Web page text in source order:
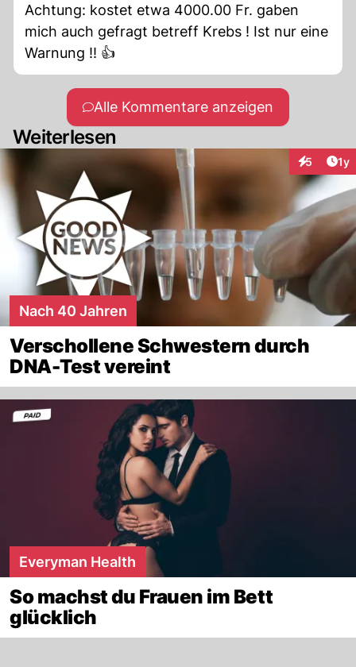
Achtung: kostet etwa 4000.00 Fr. gaben
mich auch gefragt betreff Krebs ! Ist nur eine
Warnung !! 👍
Alle Kommentare anzeigen
Weiterlesen
5 1y
Nach 40 Jahren
Verschollene Schwestern durch
DNA-Test vereint
Everyman Health
So machst du Frauen im Bett
glücklich